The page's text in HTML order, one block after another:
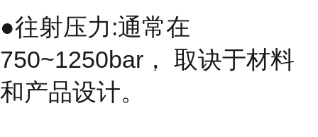
●往射压力:通常在
750~1250bar， 取诀于材料
和产品设计。